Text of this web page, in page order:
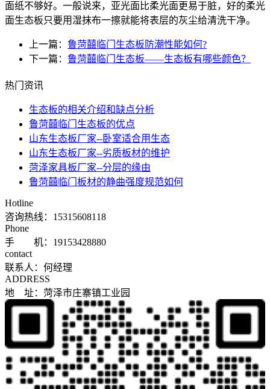
面纸不够好。一般说来，亚光面比柔光面更易于脏，好的柔光
面生态板只要用湿抹布一擦就能将表层的灰尘给清洗干净。
上一篇： 鲁菏囍临门生态板防潮性能如何?
下一篇： 鲁菏囍临门生态板——生态板有哪些颜色？
热门资讯
​生态板的相关介绍和缺点分析
鲁菏囍临门生态板的优点
山东生态板厂家--卧室适合用生态
山东生态板厂家--劣质板材的维护
菏泽家具板厂家--分层的缘由
鲁菏囍临门板材的静曲强度规范如何
Hotline
咨询热线： 15315608118
Phone
手 机：19153428880
contact
联系人：何经理
ADDRESS
地 址：菏泽市庄寨镇工业园